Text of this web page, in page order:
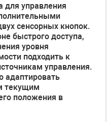
для управления
сенсорных кнопок.
быстрого доступа,
уровня
подходить к
управления.
адаптировать
текущим
положения в